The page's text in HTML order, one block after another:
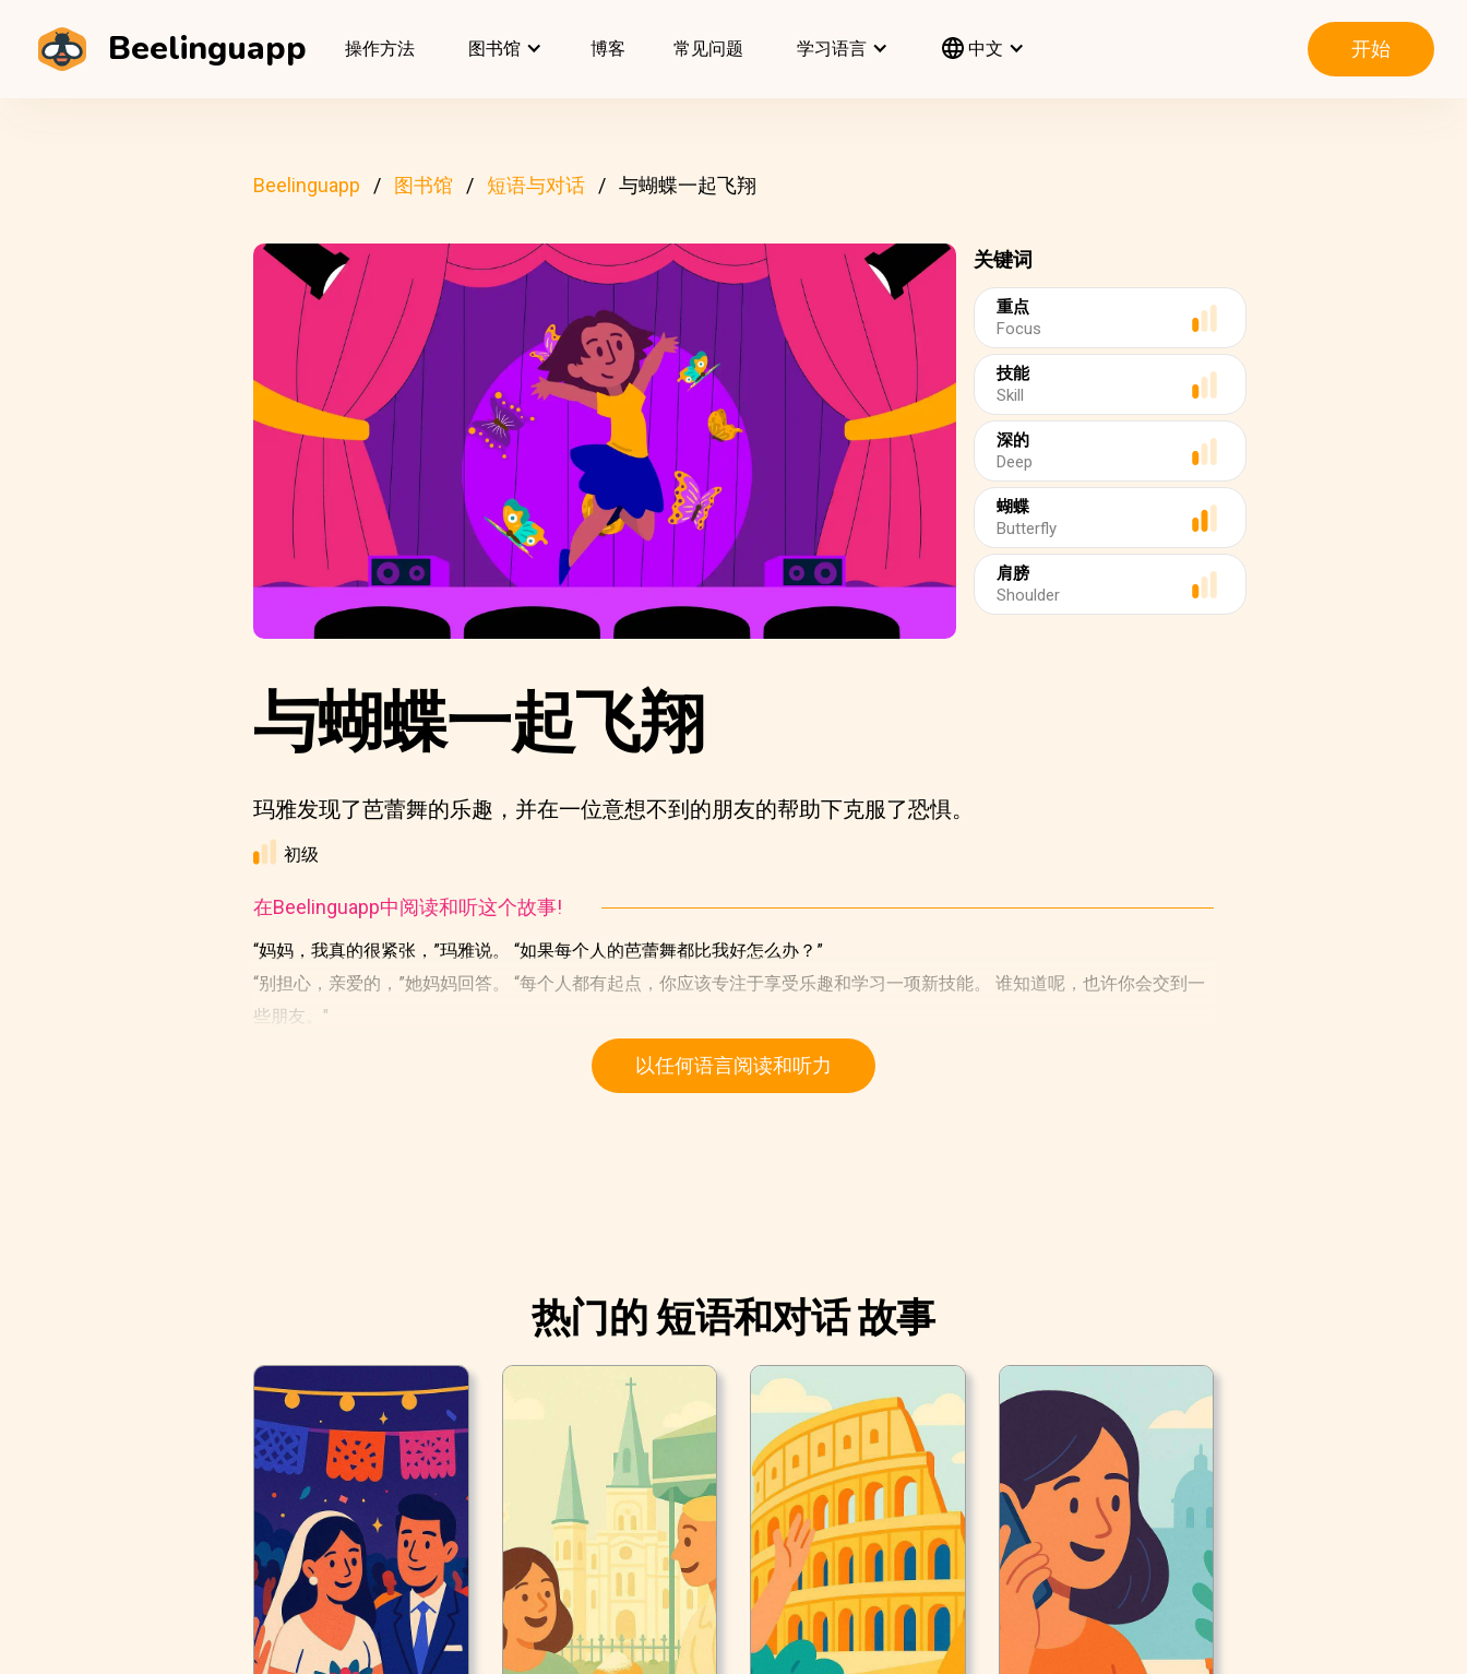
Beelinguapp 操作方法 图书馆 博客 常见问题 学习语言 中文 开始
Beelinguapp 图书馆 短语与对话 与蝴蝶一起飞翔
关键词
重点
Focus
技能
Skill
深的
Deep
蝴蝶
Butterfly
肩膀
Shoulder
与蝴蝶一起飞翔
玛雅发现了芭蕾舞的乐趣，并在一位意想不到的朋友的帮助下克服了恐惧。
初级
在Beelinguapp中阅读和听这个故事!
“妈妈，我真的很紧张，”玛雅说。 “如果每个人的芭蕾舞都比我好怎么办？”
“别担心，亲爱的，”她妈妈回答。 “每个人都有起点，你应该专注于享受乐趣和学习一项新技能。 谁知道呢，也许你会交到一
些朋友。"
以任何语言阅读和听力
热门的 短语和对话 故事